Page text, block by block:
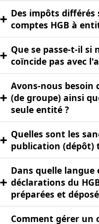
➕ Des impôts différés
comptes HGB à
➕ Que se passe-t-il si
coïncide pas avec
➕
Avons-nous besoin
(de groupe) ainsi
seule entité ?
➕ Quelles sont les
publication (dépôt)
➕
Dans quelle langue
déclarations du
préparées et
Comment gérer un